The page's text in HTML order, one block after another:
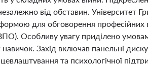
від обставин. Університет
для обговорення професійних
(ВПО). Особливу увагу приділено
Захід включав панельні
та психологічної